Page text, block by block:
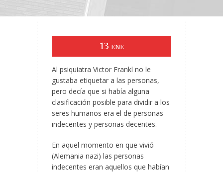
13 ENE
Al psiquiatra Victor Frankl no le
gustaba etiquetar a las personas,
pero decía que si había alguna
clasificación posible para dividir a los
seres humanos era el de personas
indecentes y personas decentes.
En aquel momento en que vivió
(Alemania nazi) las personas
indecentes eran aquellos que habían